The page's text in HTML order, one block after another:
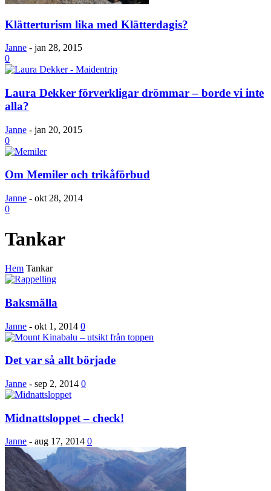
Klätterturism lika med Klätterdagis?
Janne - jan 28, 2015
0
Laura Dekker förverkligar drömmar – borde vi inte
alla?
Janne - jan 20, 2015
0
Om Memiler och trikåförbud
Janne - okt 28, 2014
0
Tankar
Hem Tankar
Baksmälla
Janne - okt 1, 2014 0
Det var så allt började
Janne - sep 2, 2014 0
Midnattsloppet – check!
Janne - aug 17, 2014 0